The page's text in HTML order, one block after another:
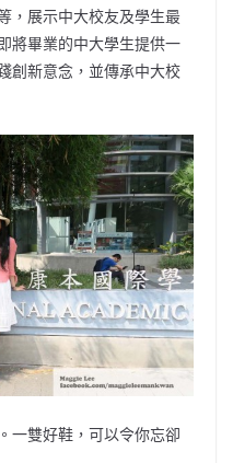
，展示中大校友及學生最
將畢業的中大學生提供一
創新意念，並傳承中大校
一雙好鞋，可以令你忘卻